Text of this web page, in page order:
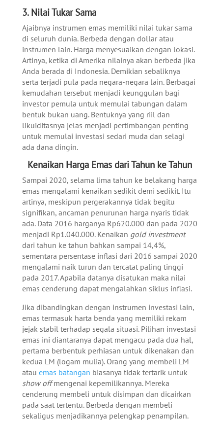
3. Nilai Tukar Sama
Ajaibnya instrumen emas memiliki nilai tukar sama
di seluruh dunia. Berbeda dengan dollar atau
instrumen lain. Harga menyesuaikan dengan lokasi.
Artinya, ketika di Amerika nilainya akan berbeda jika
Anda berada di Indonesia. Demikian sebaliknya
serta terjadi pula pada negara-negara lain. Berbagai
kemudahan tersebut menjadi keunggulan bagi
investor pemula untuk memulai tabungan dalam
bentuk bukan uang. Bentuknya yang riil dan
likuiditasnya jelas menjadi pertimbangan penting
untuk memulai investasi sedari muda dan selagi
ada dana dingin.
Kenaikan Harga Emas dari Tahun ke Tahun
Sampai 2020, selama lima tahun ke belakang harga
emas mengalami kenaikan sedikit demi sedikit. Itu
artinya, meskipun pergerakannya tidak begitu
signifikan, ancaman penurunan harga nyaris tidak
ada. Data 2016 harganya Rp620.000 dan pada 2020
menjadi Rp1.040.000. Kenaikan gold investment
dari tahun ke tahun bahkan sampai 14,4%,
sementara persentase inflasi dari 2016 sampai 2020
mengalami naik turun dan tercatat paling tinggi
pada 2017. Apabila datanya disatukan maka nilai
emas cenderung dapat mengalahkan siklus inflasi.
Jika dibandingkan dengan instrumen investasi lain,
emas termasuk harta benda yang memiliki rekam
jejak stabil terhadap segala situasi. Pilihan investasi
emas ini diantaranya dapat mengacu pada dua hal,
pertama berbentuk perhiasan untuk dikenakan dan
kedua LM (logam mulia). Orang yang membeli LM
atau emas batangan biasanya tidak tertarik untuk
show offmengenai kepemilikannya. Mereka
cenderung membeli untuk disimpan dan dicairkan
pada saat tertentu. Berbeda dengan membeli
sekaligus menjadikannya pelengkap penampilan.